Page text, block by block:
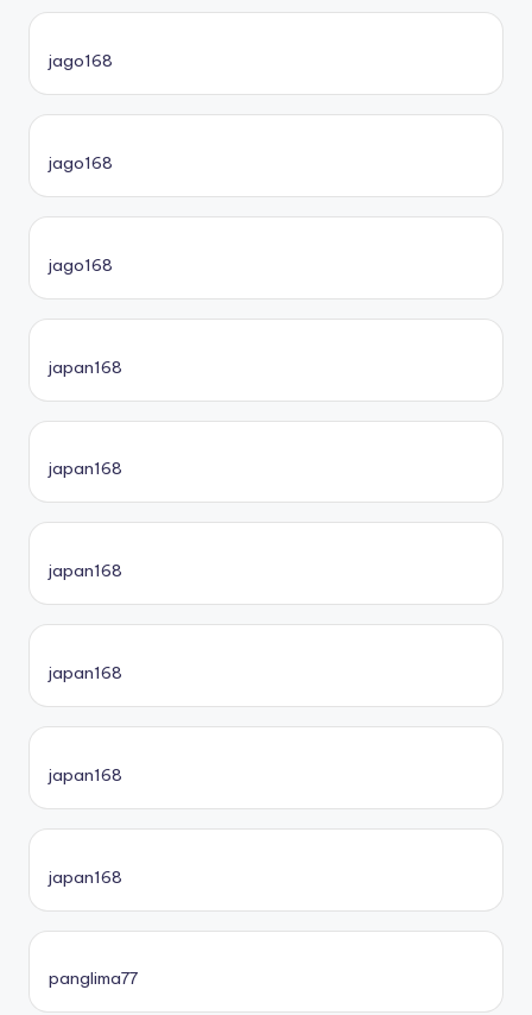
jago168
jago168
jago168
japan168
japan168
japan168
japan168
japan168
japan168
panglima77